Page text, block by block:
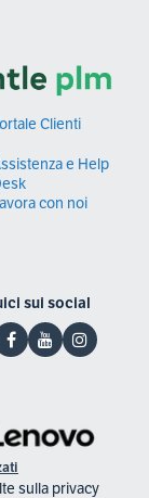
sui social
Clienti
e Help
con noi
sulla privacy